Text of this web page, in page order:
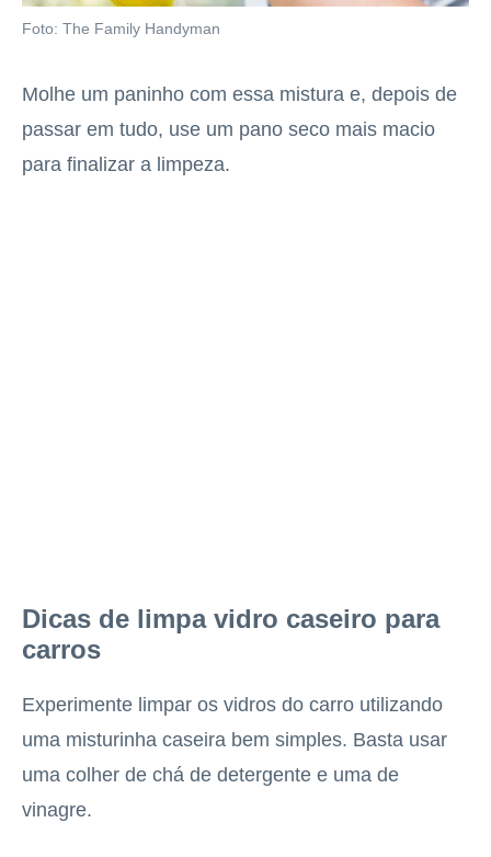
Foto: The Family Handyman
Molhe um paninho com essa mistura e, depois de
passar em tudo, use um pano seco mais macio
para finalizar a limpeza.
Dicas de limpa vidro caseiro para
carros
Experimente limpar os vidros do carro utilizando
uma misturinha caseira bem simples. Basta usar
uma colher de chá de detergente e uma de
vinagre.